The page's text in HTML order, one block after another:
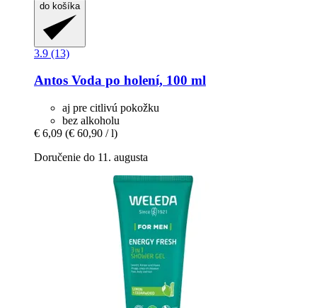
do košíka
3.9 (13)
Antos Voda po holení, 100 ml
aj pre citlivú pokožku
bez alkoholu
€ 6,09 (€ 60,90 / l)
Doručenie do 11. augusta